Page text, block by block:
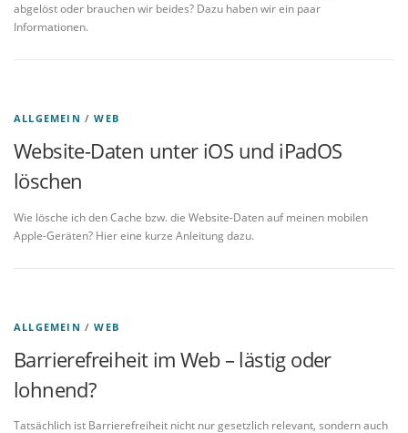
abgelöst oder brauchen wir beides? Dazu haben wir ein paar
Informationen.
ALLGEMEIN /WEB
Website-Daten unter iOS und iPadOS
löschen
Wie lösche ich den Cache bzw. die Website-Daten auf meinen mobilen
Apple-Geräten? Hier eine kurze Anleitung dazu.
ALLGEMEIN /WEB
Barrierefreiheit im Web – lästig oder
lohnend?
Tatsächlich ist Barrierefreiheit nicht nur gesetzlich relevant, sondern auch